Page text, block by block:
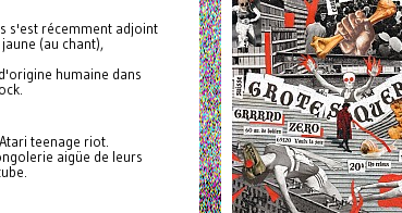
s'est récemment adjoint
(au chant),
humaine dans
teenage riot.
aigüe de leurs